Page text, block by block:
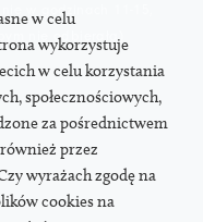
w godzinach 11-15,
nie odbierała)
w celu
wykorzystuje
w celu korzystania
społecznościowych,
za pośrednictwem
przez
wyrażach zgodę na
cookies na